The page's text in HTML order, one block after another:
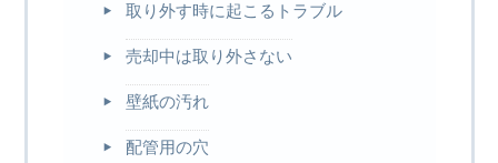
取り外す時に起こるトラブル
売却中は取り外さない
壁紙の汚れ
配管用の穴